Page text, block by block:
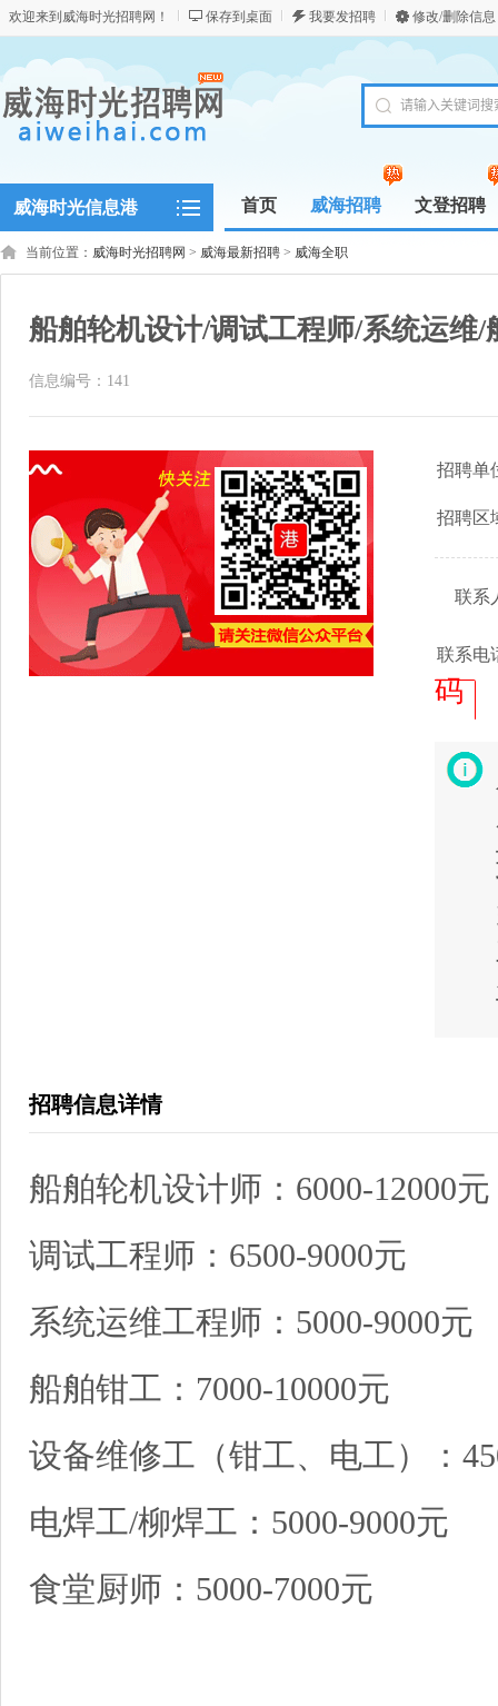
欢迎来到威海时光招聘网！ 保存到桌面 我要发招聘 修改/删除信息
威海时光信息港 首页 威海招聘 文登招聘
当前位置： 威海时光招聘网 > 威海最新招聘 > 威海全职
船舶轮机设计/调试工程师/系统运维
信息编号：141
招聘单
招聘区
联系
联系电
码
招聘信息详情
船舶轮机设计师：6000-12000元
调试工程师：6500-9000元
系统运维工程师：5000-9000元
船舶钳工：7000-10000元
设备维修工（钳工、电工）：
电焊工/柳焊工：5000-9000元
食堂厨师：5000-7000元